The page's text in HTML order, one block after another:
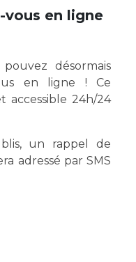
ligne
techniques
vous en ligne
désormais
en ligne ! Ce
accessible 24h/24
un rappel de
adressé par SMS